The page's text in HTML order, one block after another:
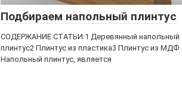
Подбираем напольный плинтус
СОДЕРЖАНИЕ СТАТЬИ:1 Деревянный напольный
плинтус2 Плинтус из пластика3 Плинтус из МДФ
Напольный плинтус, является